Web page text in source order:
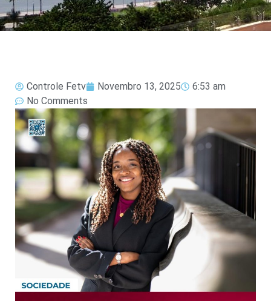
Controle Fetv Novembro 13, 2025
6:53 am
No Comments